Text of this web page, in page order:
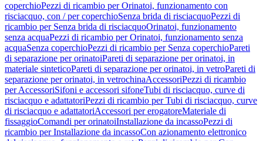
coperchioPezzi di ricambio per Orinatoi, funzionamento con
risciacquo, con / per coperchioSenza brida di risciacquoPezzi di
ricambio per Senza brida di risciacquoOrinatoi, funzionamento
senza acquaPezzi di ricambio per Orinatoi, funzionamento senza
acquaSenza coperchioPezzi di ricambio per Senza coperchioPareti
di separazione per orinatoiPareti di separazione per orinatoi, in
materiale sinteticoPareti di separazione per orinatoi, in vetroPareti di
separazione per orinatoi, in vetrochinaAccessoriPezzi di ricambio
per AccessoriSifoni e accessori sifoneTubi di risciacquo, curve di
risciacquo e adattatoriPezzi di ricambio per Tubi di risciacquo, curve
di risciacquo e adattatoriAccessori per erogatoreMateriale di
fissaggioComandi per orinatoiInstallazione da incassoPezzi di
ricambio per Installazione da incassoCon azionamento elettronico